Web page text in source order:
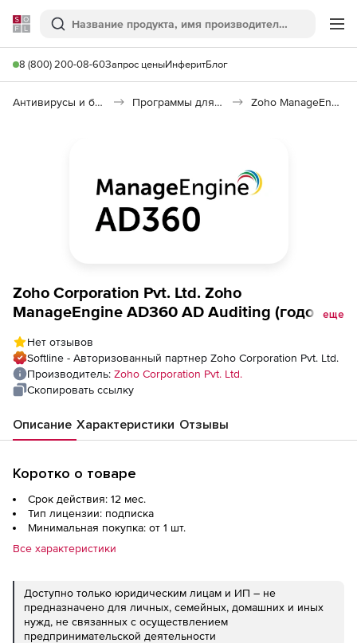
Softline
Поиск
8 (800) 200-08-60Запрос ценыИнферитБлог
Антивирусы и безопасность Программы для защиты информации Zoho ManageEngine AD360 AD Auditing
Zoho Corporation Pvt. Ltd. Zoho
ManageEngine AD360 AD Auditing (годовая
Annual), fee for 20 NetApp Filer (or) EMC File
Server
еще
Нет отзывов
Softline - Авторизованный партнер Zoho Corporation Pvt. Ltd.
Производитель: Zoho Corporation Pvt. Ltd.
Скопировать ссылку
Описание Характеристики Отзывы
Коротко о товаре
Срок действия: 12 мес.
Тип лицензии: подписка
Минимальная покупка: от 1 шт.
Все характеристики
Доступно только юридическим лицам и ИП – не
предназначено для личных, семейных, домашних и иных
нужд, не связанных с осуществлением
предпринимательской деятельности